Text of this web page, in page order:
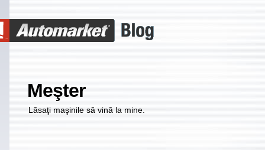
Meşter
Lăsaţi maşinile să vină la mine.